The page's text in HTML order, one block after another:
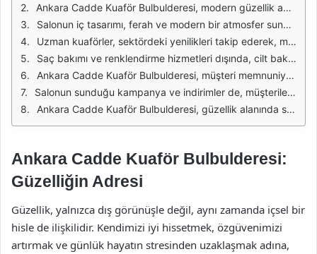
Ankara Cadde Kuaför Bulbulderesi, modern güzellik anlayışını geleneksel hizmet kalitesi ile birleştiren bir mekandır. Müşterilerine sunduğu geniş hizmet yelpazesi ile her yaştan ve her zevkten insana hitap etmektedir. Burada, saç kesiminden renklendirmeye, cilt bakımından maniküre kadar birçok hizmet bulmak mümkündür. Kuaför, sadece bir saç kesimi değil, aynı zamanda bir deneyim sunma hedefindedir. Her müşteri, kendini özel hissetmeli ve en iyi versiyonuna ulaşmalıdır.
Salonun iç tasarımı, ferah ve modern bir atmosfer sunarken, rahatlatıcı bir ortamda hizmet almanızı sağlar. Kullanılan malzemelerin kalitesi ve estetik seçimler, mekânın genel havasını olumlu yönde etkilemektedir. Müşteriler, kendilerini burada hem şık hem de rahat hissederler. Ayrıca, salonun hijyen standartları da oldukça yüksektir; bu da müşteri memnuniyetini artıran önemli bir faktördür.
Uzman kuaförler, sektördeki yenilikleri takip ederek, müşterilere en güncel trendleri sunmayı amaçlamaktadır. Saç stilizasyonu konusunda geniş bir bilgi birikimine sahip olan ekip, her müşteri için en uygun stil ve renk kombinasyonunu bulmakta oldukça yetkindir. Bu sayede, herkesin kişisel tarzına hitap eden, özgün görünüm önerileri oluşturulmaktadır.
Saç bakımı ve renklendirme hizmetleri dışında, cilt bakımı ve makyaj hizmetleri de sunulmaktadır. Uzman estetisyenler, cilt tipine uygun ürünlerle kişiye özel bakımlar yaparak, cildin sağlıklı ve canlı görünmesini sağlar. Ayrıca, özel günler için makyaj hizmetleri de verilmektedir. Profesyonel makyaj sanatçıları, her müşterinin isteğine yönelik çeşitli makyaj tekniklerini uygulayarak, özel günlerde mükemmel bir görünüm elde etmelerine yardımcı olur.
Ankara Cadde Kuaför Bulbulderesi, müşteri memnuniyetine verdiği önemle de dikkat çekmektedir. Müşterilerin beklentilerini anlamak ve onlara en iyi hizmeti sunmak için sürekli geri bildirim toplanmaktadır. Bu sayede, hizmet kalitesini sürekli olarak geliştirmek mümkündür. Müşteriler, salonu ziyaret ettiklerinde kendilerini evlerinde gibi hissederler.
Salonun sunduğu kampanya ve indirimler de, müşterilerin ilgisini çeken unsurlar arasında yer almaktadır. Özellikle yeni müşterilere özel indirimler, salonu denemek isteyenler için cazip bir fırsat sunmaktadır. Ayrıca, sadık müşterilere yönelik özel avantajlar ve sadakat programları ile sürekli müşteri memnuniyeti sağlanmaktadır.
Ankara Cadde Kuaför Bulbulderesi, güzellik alanında sunduğu kaliteli hizmetler ve müşteri odaklı yaklaşımı ile öne çıkmaktadır. Hem kadınlar hem de erkekler için ideal bir tercih olan bu kuaför, ihtiyaçlarınıza uygun çözümler sunarak, güzelliğinizi ön plana çıkarmaktadır. Ziyaret ettiğinizde, kendinizi farklı bir deneyim içinde bulacak ve güzelliğinizi en iyi şekilde yansıtma fırsatı yakalayacaksınız.
Ankara Cadde Kuaför Bulbulderesi:
Güzelliğin Adresi
Güzellik, yalnızca dış görünüşle değil, aynı zamanda içsel bir
hisle de ilişkilidir. Kendimizi iyi hissetmek, özgüvenimizi
artırmak ve günlük hayatın stresinden uzaklaşmak adına,